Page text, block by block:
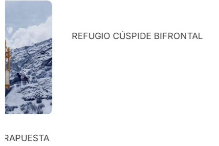
REFUGIO CÚSPIDE BIFRONTAL